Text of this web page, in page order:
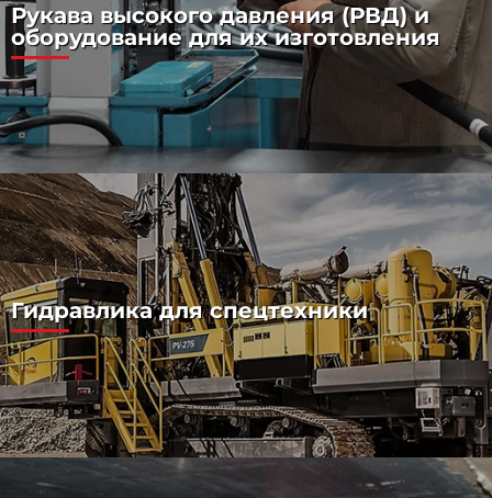
Рукава высокого давления (РВД) и
оборудование для их изготовления
Гидравлика для спецтехники